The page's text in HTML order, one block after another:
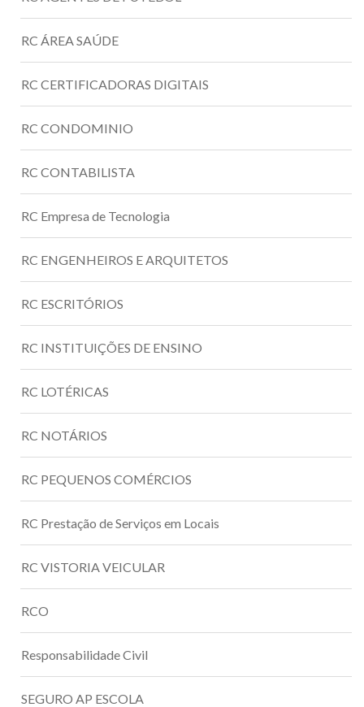
RC ÁREA SAÚDE
RC CERTIFICADORAS DIGITAIS
RC CONDOMINIO
RC CONTABILISTA
RC Empresa de Tecnologia
RC ENGENHEIROS E ARQUITETOS
RC ESCRITÓRIOS
RC INSTITUIÇÕES DE ENSINO
RC LOTÉRICAS
RC NOTÁRIOS
RC PEQUENOS COMÉRCIOS
RC Prestação de Serviços em Locais
RC VISTORIA VEICULAR
RCO
Responsabilidade Civil
SEGURO AP ESCOLA